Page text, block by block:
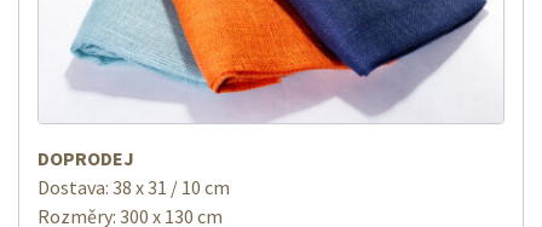
DOPRODEJ
Dostava: 38 x 31 / 10 cm
Rozměry: 300 x 130 cm